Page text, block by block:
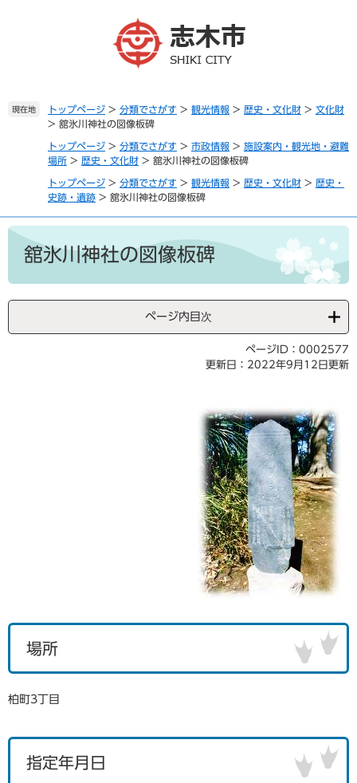
現在地 トップページ > 分類でさがす > 観光情報 > 歴史・文化財 > 文化財
> 舘氷川神社の図像板碑
トップページ > 分類でさがす > 市政情報 > 施設案内・観光地・避難
場所 > 歴史・文化財 > 舘氷川神社の図像板碑
トップページ > 分類でさがす > 観光情報 > 歴史・文化財 > 歴史・
史跡・遺跡 > 舘氷川神社の図像板碑
本
舘氷川神社の図像板碑
ページ内目次
ページID：0002577
更新日：2022年9月12日更新
場所
柏町3丁目
指定年月日